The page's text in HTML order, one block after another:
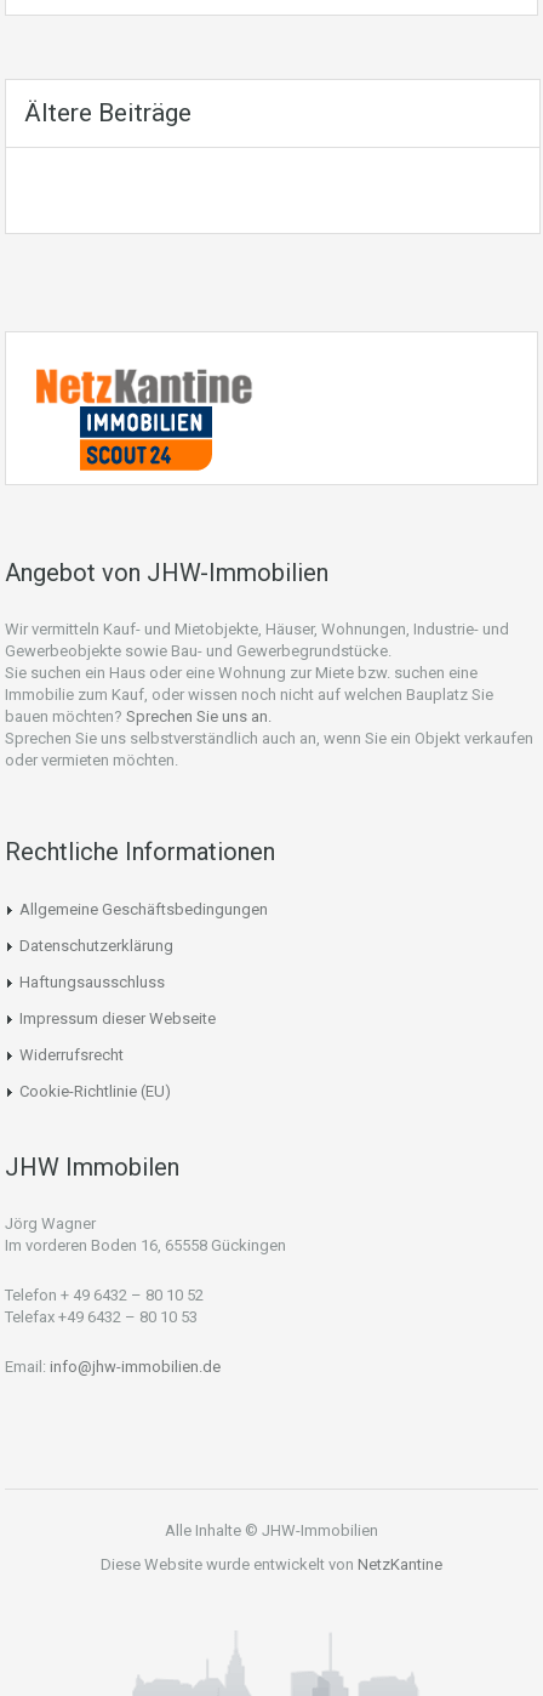
Ältere Beiträge
Angebot von JHW-Immobilien
Wir vermitteln Kauf- und Mietobjekte, Häuser, Wohnungen, Industrie- und
Gewerbeobjekte sowie Bau- und Gewerbegrundstücke.
Sie suchen ein Haus oder eine Wohnung zur Miete bzw. suchen eine
Immobilie zum Kauf, oder wissen noch nicht auf welchen Bauplatz Sie
bauen möchten? Sprechen Sie uns an.
Sprechen Sie uns selbstverständlich auch an, wenn Sie ein Objekt verkaufen
oder vermieten möchten.
Rechtliche Informationen
Allgemeine Geschäftsbedingungen
Datenschutzerklärung
Haftungsausschluss
Impressum dieser Webseite
Widerrufsrecht
Cookie-Richtlinie (EU)
JHW Immobilen
Jörg Wagner
Im vorderen Boden 16, 65558 Gückingen
Telefon + 49 6432 – 80 10 52
Telefax +49 6432 – 80 10 53
Email: info@jhw-immobilien.de
Alle Inhalte © JHW-Immobilien
Diese Website wurde entwickelt von NetzKantine